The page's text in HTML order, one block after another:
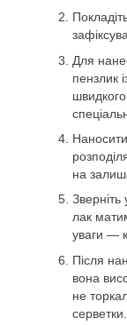
Для
пензлик
на
лак
уваги —
Після
вона
не
серветки.